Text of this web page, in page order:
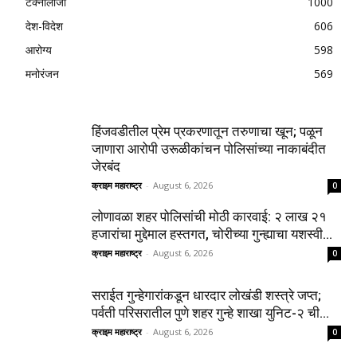
देश-विदेश
606
आरोग्य
598
मनोरंजन
569
हिंजवडीतील प्रेम प्रकरणातून तरुणाचा खून; पळून
जाणारा आरोपी उरूळीकांचन पोलिसांच्या नाकाबंदीत
जेरबंद
क्राइम महाराष्ट्र - August 6, 2026 0
लोणावळा शहर पोलिसांची मोठी कारवाई: २ लाख २१
हजारांचा मुद्देमाल हस्तगत, चोरीच्या गुन्ह्याचा यशस्वी...
क्राइम महाराष्ट्र - August 6, 2026 0
सराईत गुन्हेगारांकडून धारदार लोखंडी शस्त्रे जप्त;
पर्वती परिसरातील पुणे शहर गुन्हे शाखा युनिट-२ ची...
क्राइम महाराष्ट्र - August 6, 2026 0